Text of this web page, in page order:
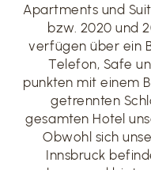
Apartments und
bzw. 2020 und
verfügen über ein
Telefon, Safe
punkten mit einem
getrennten
gesamten Hotel
Obwohl sich
Innsbruck